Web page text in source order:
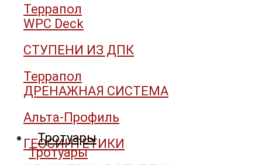
Тротуары
Тротуары
Террапол
WPC Deck
СТУПЕНИ ИЗ ДПК
Террапол
ДРЕНАЖНАЯ СИСТЕМА
Альта-Профиль
ГЕОСИНТЕТИКИ